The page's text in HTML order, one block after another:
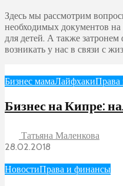
Здесь мы рассмотрим
необходимых документов на
для детей. А также
возникать у нас в связи с
Бизнес мамаЛайфхаки
Бизнес на Кипре:
Татьяна Маленкова
28.02.2018
НовостиПрава и финансы